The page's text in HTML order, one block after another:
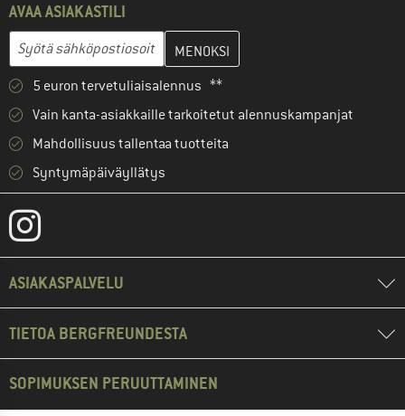
AVAA ASIAKASTILI
Sähköpostiosoite
Anna sähköpostiosoitteesi ja luo seuraavassa vaiheessa
5 euron tervetuliaisalennus **
Vain kanta-asiakkaille tarkoitetut alennuskampanjat
Mahdollisuus tallentaa tuotteita
Syntymäpäiväyllätys
ASIAKASPALVELU
TIETOA BERGFREUNDESTA
SOPIMUKSEN PERUUTTAMINEN